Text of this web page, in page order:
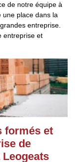
de notre équipe à
une place dans la
entreprise.
entreprise et
formés et
de